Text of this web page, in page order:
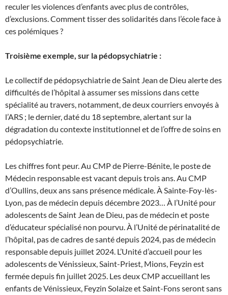
reculer les violences d’enfants avec plus de contrôles,
d’exclusions. Comment tisser des solidarités dans l’école face à
ces polémiques ?
Troisième exemple, sur la pédopsychiatrie :
Le collectif de pédopsychiatrie de Saint Jean de Dieu alerte des
difficultés de l’hôpital à assumer ses missions dans cette
spécialité au travers, notamment, de deux courriers envoyés à
l’ARS ; le dernier, daté du 18 septembre, alertant sur la
dégradation du contexte institutionnel et de l’offre de soins en
pédopsychiatrie.
Les chiffres font peur. Au CMP de Pierre-Bénite, le poste de
Médecin responsable est vacant depuis trois ans. Au CMP
d’Oullins, deux ans sans présence médicale. À Sainte-Foy-lès-
Lyon, pas de médecin depuis décembre 2023… À l’Unité pour
adolescents de Saint Jean de Dieu, pas de médecin et poste
d’éducateur spécialisé non pourvu. À l’Unité de périnatalité de
l’hôpital, pas de cadres de santé depuis 2024, pas de médecin
responsable depuis juillet 2024. L’Unité d’accueil pour les
adolescents de Vénissieux, Saint-Priest, Mions, Feyzin est
fermée depuis fin juillet 2025. Les deux CMP accueillant les
enfants de Vénissieux, Feyzin Solaize et Saint-Fons seront sans